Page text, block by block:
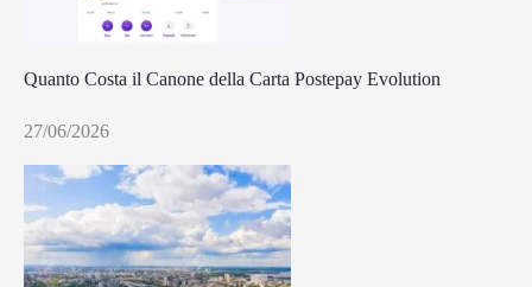
Quanto Costa il Canone della Carta Postepay Evolution
27/06/2026